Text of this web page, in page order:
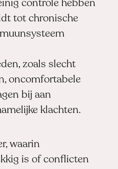
controle hebben
tot chronische
zoals slecht
oncomfortabele
bij aan
klachten.
waarin
is of conflicten